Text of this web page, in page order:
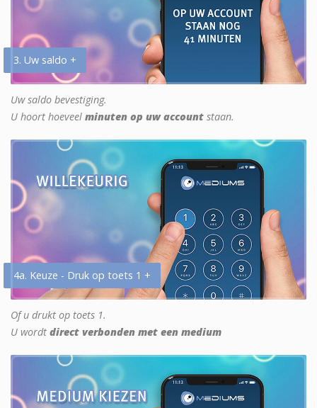
3. Uw saldo +
Uw saldo bevestiging.
U hoort hoeveel minuten op uw account staan.
4a. Keuze - Druk op toets 1 +
Of u drukt op toets 1.
U wordt direct verbonden met een medium